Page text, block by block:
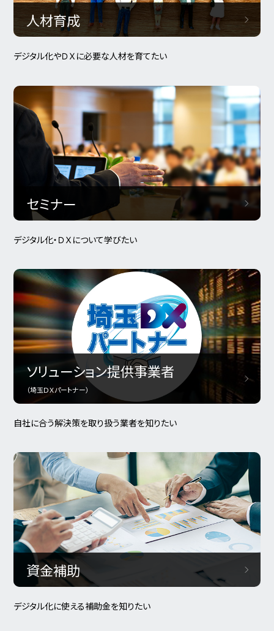
人材育成
デジタル化やＤＸに必要な人材を育てたい
セミナー
デジタル化・ＤＸについて学びたい
ソリューション提供事業者
（埼玉ＤＸパートナー）
自社に合う解決策を取り扱う業者を知りたい
資金補助
デジタル化に使える補助金を知りたい